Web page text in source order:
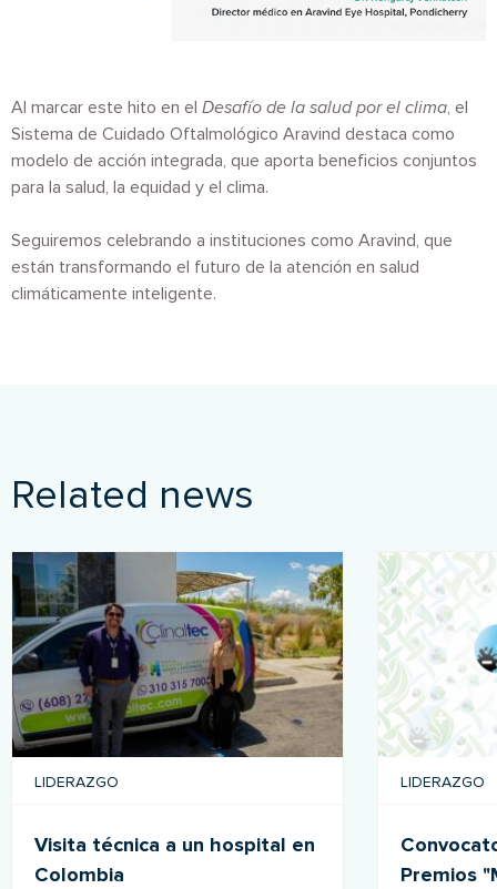
Al marcar este hito en el Desafío de la salud por el clima, el
Sistema de Cuidado Oftalmológico Aravind destaca como
modelo de acción integrada, que aporta beneficios conjuntos
para la salud, la equidad y el clima.
Seguiremos celebrando a instituciones como Aravind, que
están transformando el futuro de la atención en salud
climáticamente inteligente.
Related news
LIDERAZGO
Visita técnica a un hospital en
Colombia
LIDERAZGO
Premios